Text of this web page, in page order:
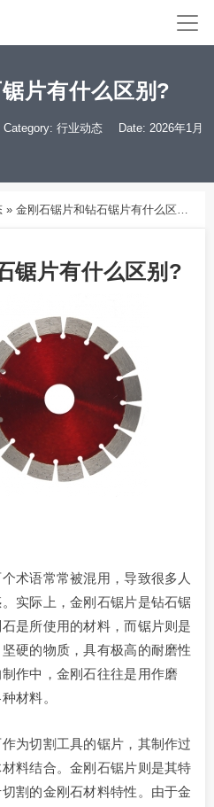
片有什么区别?
Category: 行业动态
Date: 2026年1月
» 金刚石锯片和钻石锯片有什么区别?
锯片有什么区别?
术语常常被混用，导致很多人
实际上，金刚石锯片是钻石锯
是所使用的材料，而锯片则是
硬的物质，具有极高的耐磨性
作中，金刚石往往是用作磨
材料。
为切割工具的锯片，其制作过
料结合。金刚石锯片则是其特
割的金刚石材料特性。由于金